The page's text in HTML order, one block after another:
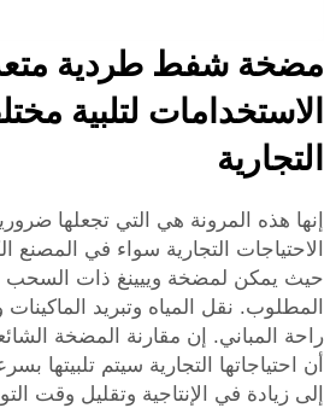
مضخة شفط طردية
الاستخدامات لتلبية
التجارية
إنها هذه المرونة هي التي تجعلها
الاحتياجات التجارية سواء في المصنع
حيث يمكن لمضخة وييينغ ذات السحب
المطلوب. نقل المياه وتبريد
راحة المباني. إن مقارنة المضخة
أن احتياجاتها التجارية سيتم تلبيتها
إلى زيادة في الإنتاجية وتقليل وقت